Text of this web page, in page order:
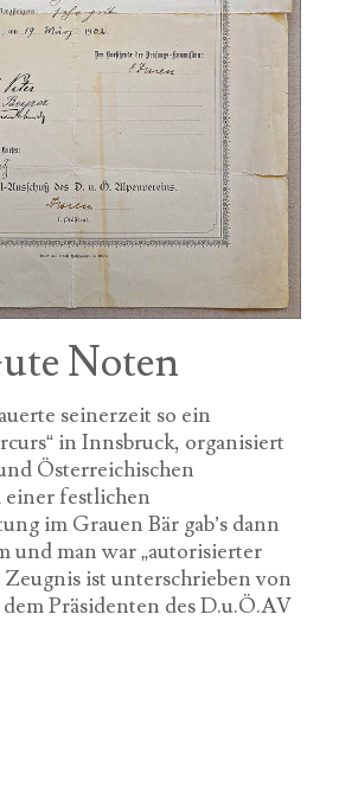
Noten
seinerzeit so ein
in Innsbruck, organisiert
Österreichischen
festlichen
im Grauen Bär gab’s dann
und man war „autorisierter
Zeugnis ist unterschrieben von
Präsidenten des D.u.Ö.AV